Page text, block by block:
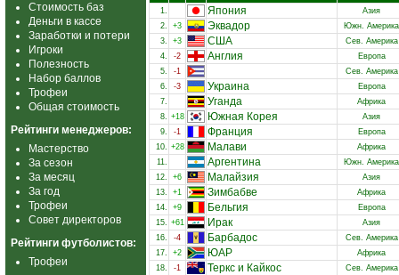
Стоимость баз
Деньги в кассе
Заработки и потери
Игроки
Полезность
Набор баллов
Трофеи
Общая стоимость
Рейтинги менеджеров:
Мастерство
За сезон
За месяц
За год
Трофеи
Совет директоров
Рейтинги футболистов:
Трофеи
1. Япония
Азия
2.
+3 Эквадор
Южн. Америка
3.
+3 США
Сев. Америка
4.
-2 Англия
Европа
5.
-1
Сев. Америка
6.
-3 Украина
Европа
7.
Уганда
Африка
8. +18 Южная Корея
Азия
9.
-1 Франция
Европа
10. +28 Малави
Африка
11.
Аргентина
Южн. Америка
12.
+6 Малайзия
Азия
13.
+1 Зимбабве
Африка
14.
+9 Бельгия
Европа
15. +61 Ирак
Азия
16.
-4 Барбадос
Сев. Америка
17.
+2 ЮАР
Африка
18.
-1 Теркс и Кайкос
Сев. Америка